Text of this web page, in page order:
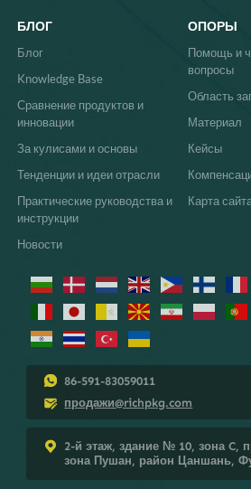
БЛОГ
Блог
Knowledge Base
Сравнение продуктов и
инновации
За кулисами и основы
Тенденции и идеи отрасли
Практические руководства и
инструкции
Новости
ОПОРЫ
Помощь и
вопросы
Область
Материал
Кейсы
Карта
86-591-83059011
продажи@richpkg.com
2-й этаж, здание № 10, зона C,
зона Пушан, район Цаншань,